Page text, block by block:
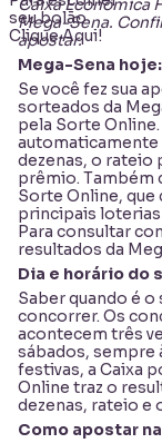
seu bolão
Clique Aqui!
Caixa Econômica
Mega-Sena.
apostar.
Mega-Sena
Se você fez sua
sorteados da
pela Sorte
automaticamente
dezenas, o rateio
prêmio. Também
Sorte Online, que
principais loterias
Para consultar
resultados da
Dia e horário do
Saber quando é
concorrer. Os
acontecem três
sábados, sempre
festivas, a Caixa
Online traz o
dezenas, rateio e
Como apostar